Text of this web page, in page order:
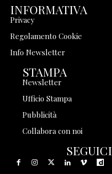
INFORMATIVA
Privacy
Regolamento Cookie
Info Newsletter
STAMPA
Newsletter
Ufficio Stampa
Pubblicità
Collabora con noi
SEGUICI